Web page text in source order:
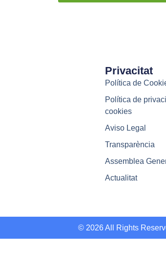
Privacitat
Política de
Política de
cookies
Aviso Legal
Transparència
Assemblea
Actualitat
© 2026 All Rights